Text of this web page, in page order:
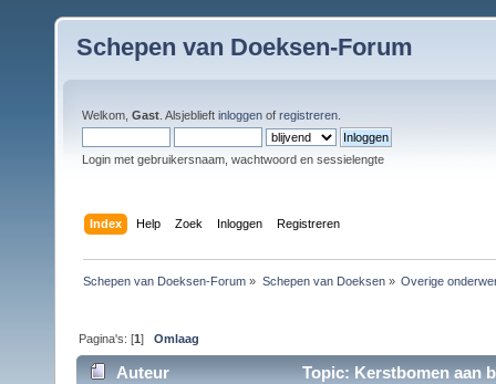
Schepen van Doeksen-Forum
Welkom, Gast . Alsjeblieft inloggen of registreren
Login met gebruikersnaam, wachtwoord en sessielengte
Index Help Zoek Inloggen Registreren
Schepen van Doeksen-Forum » Schepen van Doeksen» Overige
Pagina's: [1]Omlaag
Auteur Topic: Kerstbomen aan